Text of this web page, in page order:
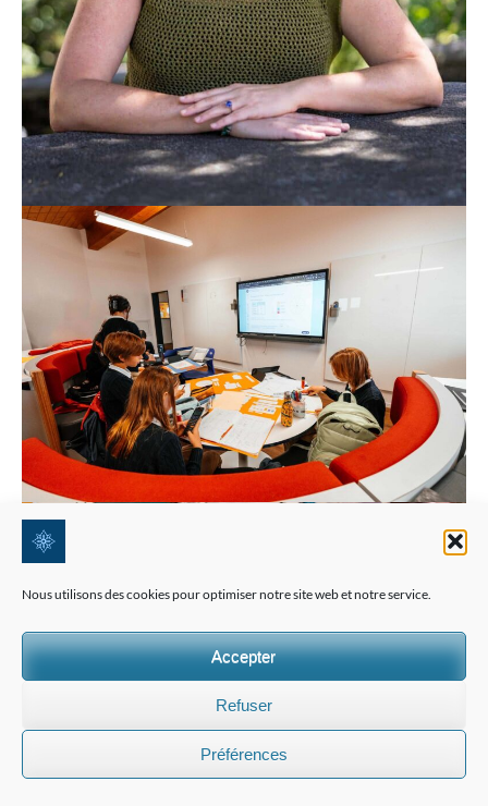
Nous utilisons des cookies pour optimiser notre site web et notre service.
Accepter
Refuser
Préférences